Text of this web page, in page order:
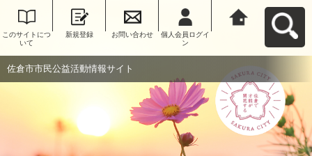
このサイトにつ
いて
新規登録 お問い合わせ
個人会員ログイ
ン
佐倉市市民公益活動情報サイト